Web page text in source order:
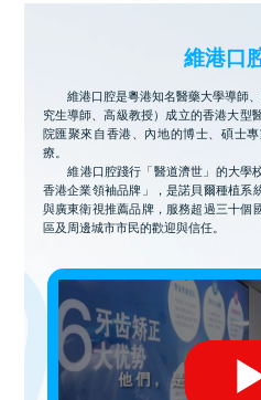
維港口
維港口腔是粵港知名醫藥大學導師
究生導師、高級教授）成立的香港大型
院匯聚來自香港、內地的博士、碩士
療。
維港口腔踐行「醫道濟世」的大學
香港企業領袖品牌」，是諾貝爾種植系
與廣東衛視推薦品牌，服務超過三十個
區及周邊城市市民的歡迎與信任。